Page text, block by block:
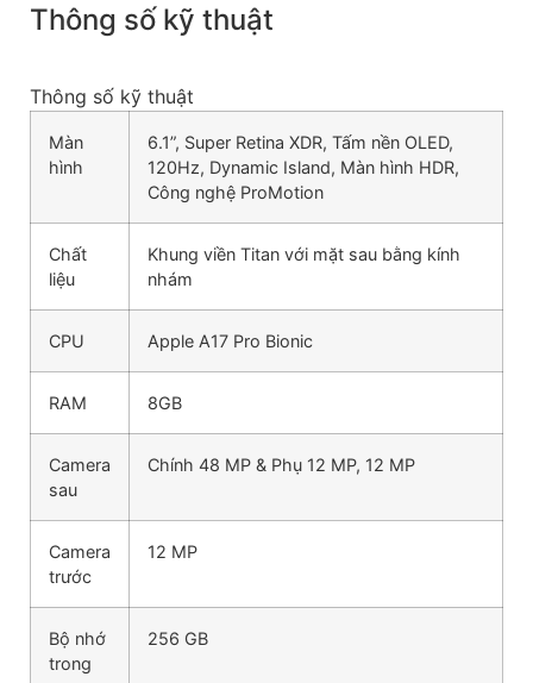
Thông số kỹ thuật
Thông số kỹ thuật
Màn
hình
6.1”, Super Retina XDR, Tấm nền OLED,
120Hz, Dynamic Island, Màn hình HDR,
Công nghệ ProMotion
Chất
liệu
Khung viền Titan với mặt sau bằng kính
nhám
CPU Apple A17 Pro Bionic
RAM 8GB
Camera
sau
Chính 48 MP & Phụ 12 MP, 12 MP
Camera
trước
12 MP
Bộ nhớ
trong
256 GB